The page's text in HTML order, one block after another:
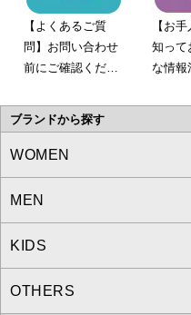
【よくあるご質
問】お問い合わせ
前にご確認くださ
【お
知って
な情報
ブランドから探す
WOMEN
a.v.v
MICHEL KLEIN
MK MICHEL KLEIN
MEN
a.v.v
MICHEL KLEIN HOMME
KIDS
a.v.v
OTHERS